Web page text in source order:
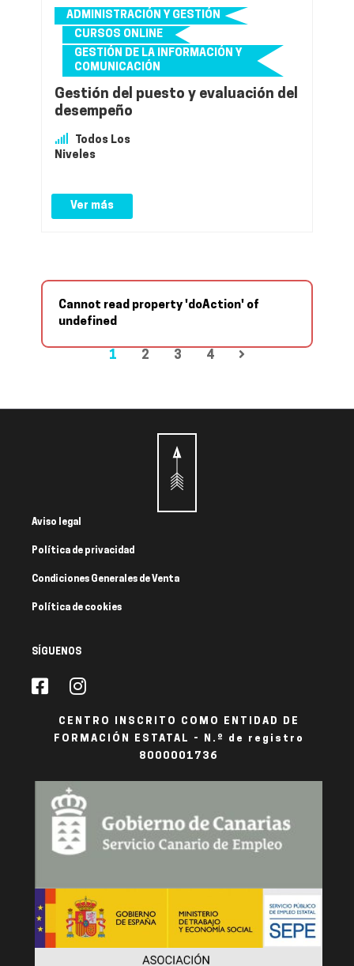
ADMINISTRACIÓN Y GESTIÓN
CURSOS ONLINE
GESTIÓN DE LA INFORMACIÓN Y
COMUNICACIÓN
Gestión del puesto y evaluación del
desempeño
Todos Los
Niveles
Ver más
Cannot read property 'doAction' of
undefined
1 2 3 4
Aviso legal
Política de privacidad
Condiciones Generales de Venta
Política de cookies
SÍGUENOS
CENTRO INSCRITO COMO ENTIDAD DE
FORMACIÓN ESTATAL - N.º de registro
8000001736